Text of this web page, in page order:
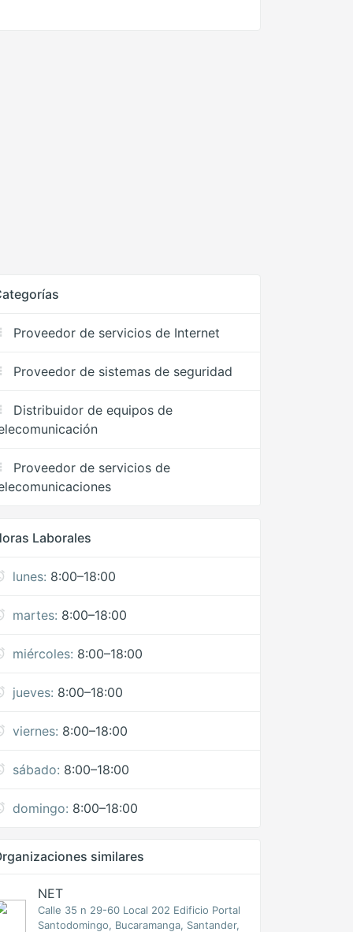
Proveedor de servicios de Internet
Proveedor de sistemas de seguridad
Distribuidor de equipos de
Proveedor de servicios de
Laborales
lunes: 8:00–18:00
martes: 8:00–18:00
miércoles: 8:00–18:00
jueves: 8:00–18:00
viernes: 8:00–18:00
sábado: 8:00–18:00
domingo: 8:00–18:00
similares
NET
Calle 35 n 29-60 Local 202 Edificio Portal
Santodomingo, Bucaramanga, Santander,